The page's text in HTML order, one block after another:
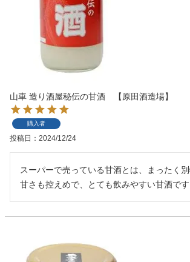
山車 造り酒屋秘伝の甘酒 【原田酒造場】
購入者
投稿日 2024/12/24
スーパーで売っている甘酒とは、まったく別
甘さも控えめで、とても飲みやすい甘酒です